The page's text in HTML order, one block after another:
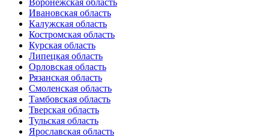
Воронежская область
Ивановская область
Калужская область
Костромская область
Курская область
Липецкая область
Орловская область
Рязанская область
Смоленская область
Тамбовская область
Тверская область
Тульская область
Ярославская область